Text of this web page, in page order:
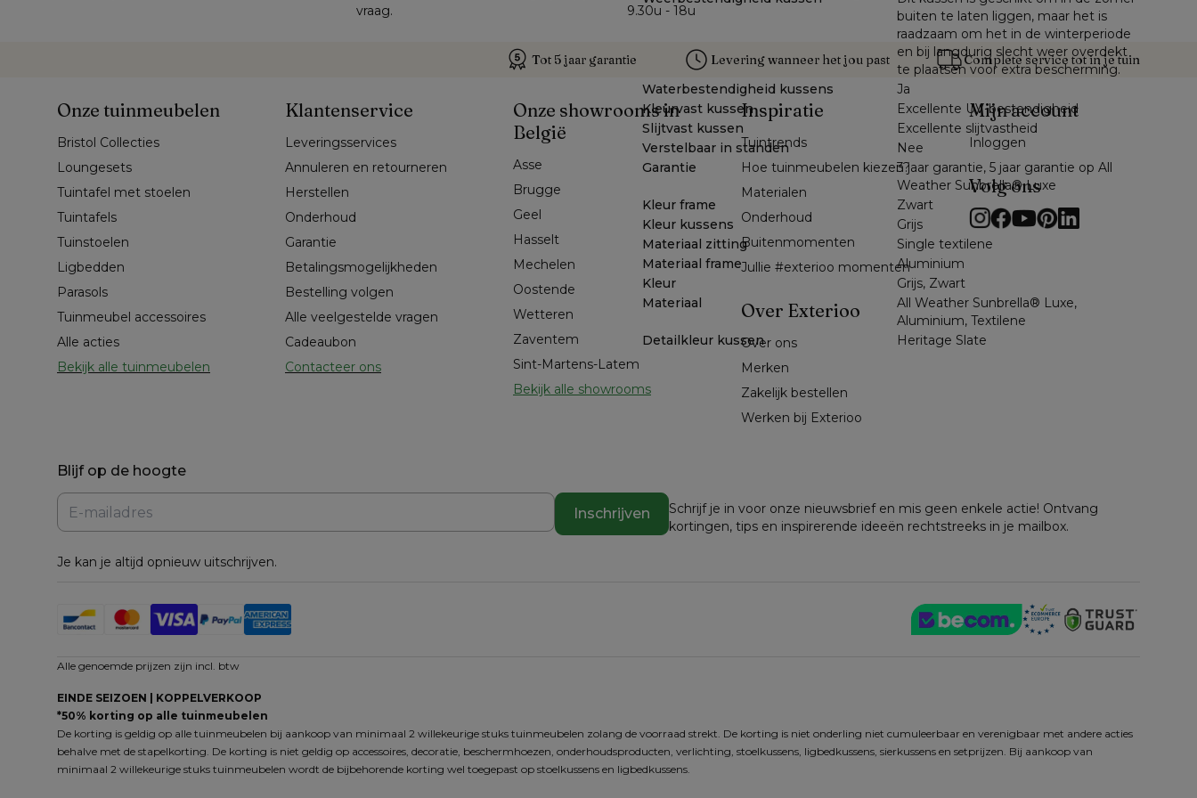
buiten te laten liggen, maar het is
raadzaam om het in de winterperiode
en bij langdurig slecht weer overdekt
te plaatsen voor extra bescherming.
Waterbestendigheid kussens
Ja
Kleurvast kussen
Excellente UV-bestendigheid
Slijtvast kussen
Excellente slijtvastheid
Verstelbaar in standen
Nee
Garantie
3 jaar garantie, 5 jaar garantie op All
Weather Sunbrella® Luxe
Kleur frame
Zwart
Kleur kussens
Grijs
Materiaal zitting
Single textilene
Materiaal frame
Aluminium
Kleur
Grijs, Zwart
Materiaal
All Weather Sunbrella® Luxe,
Aluminium, Textilene
Detailkleur kussen
Heritage Slate
vraag.
9.30u - 18u
Tot 5 jaar garantie Levering wanneer het jou past Complete service tot in je tuin
Onze tuinmeubelen
Bristol Collecties
Loungesets
Tuintafel met stoelen
Tuintafels
Tuinstoelen
Ligbedden
Parasols
Tuinmeubel accessoires
Alle acties
Bekijk alle tuinmeubelen
Klantenservice
Leveringsservices
Annuleren en retourneren
Herstellen
Onderhoud
Garantie
Betalingsmogelijkheden
Bestelling volgen
Alle veelgestelde vragen
Cadeaubon
Contacteer ons
Onze showrooms in
België
Asse
Brugge
Geel
Hasselt
Mechelen
Oostende
Wetteren
Zaventem
Sint-Martens-Latem
Bekijk alle showrooms
Inspiratie
Tuintrends
Hoe tuinmeubelen kiezen?
Materialen
Onderhoud
Buitenmomenten
Jullie #exterioo momenten
Over Exterioo
Over ons
Merken
Zakelijk bestellen
Werken bij Exterioo
Mijn account
Inloggen
Volg ons
Blijf op de hoogte
Inschrijven
Je kan je altijd opnieuw uitschrijven.
Schrijf je in voor onze nieuwsbrief en mis geen enkele actie! Ontvang
kortingen, tips en inspirerende ideeën rechtstreeks in je mailbox.
Alle genoemde prijzen zijn incl. btw
EINDE SEIZOEN | KOPPELVERKOOP
*50% korting op alle tuinmeubelen
De korting is geldig op alle tuinmeubelen bij aankoop van minimaal 2 willekeurige stuks tuinmeubelen zolang de voorraad strekt. De korting is niet onderling niet cumuleerbaar en verenigbaar met andere acties
behalve met de stapelkorting. De korting is niet geldig op accessoires, decoratie, beschermhoezen, onderhoudsproducten, verlichting, stoelkussens, ligbedkussens, sierkussens en setprijzen. Bij aankoop van
minimaal 2 willekeurige stuks tuinmeubelen wordt de bijbehorende korting wel toegepast op stoelkussens en ligbedkussens.